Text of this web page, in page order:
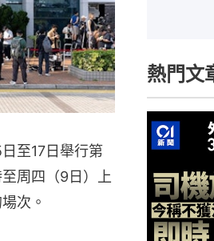
至17日舉行第
周四（9日）上
次。
熱門文